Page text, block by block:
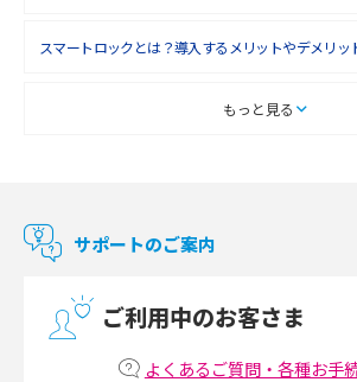
2018年2月(6)
2017年10月(4)
2017年8月(4)
2017年7月(6)
スマートロックとは？導入するメリットやデメリッ
スマートテレビとは？特徴や選び方、使い方をわか
マンションで使えるWi-Fiは？種類ごとの特徴や選び
マンションで光回線の利用を始める手順は？設備状
もっと見る
サポートのご案内
ご利用中のお客さま
よくあるご質問・各種お手